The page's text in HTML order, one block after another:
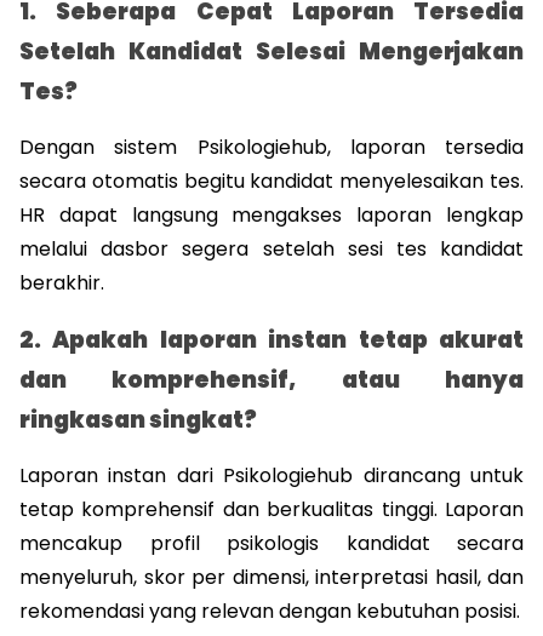
1. Seberapa Cepat Laporan Tersedia
Setelah Kandidat Selesai Mengerjakan
Tes?
Dengan sistem Psikologiehub, laporan tersedia
secara otomatis begitu kandidat menyelesaikan tes.
HR dapat langsung mengakses laporan lengkap
melalui dasbor segera setelah sesi tes kandidat
berakhir.
2. Apakah laporan instan tetap akurat
dan komprehensif, atau hanya
ringkasan singkat?
Laporan instan dari Psikologiehub dirancang untuk
tetap komprehensif dan berkualitas tinggi. Laporan
mencakup profil psikologis kandidat secara
menyeluruh, skor per dimensi, interpretasi hasil, dan
rekomendasi yang relevan dengan kebutuhan posisi.